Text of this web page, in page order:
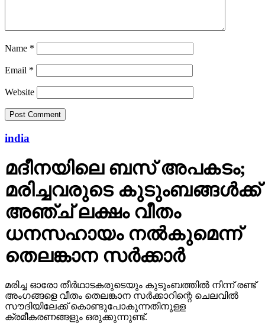
Name *
Email *
Website
india
മദീനയിലെ ബസ് അപകടം;
മരിച്ചവരുടെ കുടുംബങ്ങള്‍ക്ക്
അഞ്ച് ലക്ഷം വീതം
ധനസഹായം നല്‍കുമെന്ന്
തെലങ്കാന സര്‍ക്കാര്‍
മരിച്ച ഓരോ തീര്‍ഥാടകരുടെയും കുടുംബത്തില്‍ നിന്ന് രണ്ട്
അംഗങ്ങളെ വീതം തെലങ്കാന സര്‍ക്കാറിന്റെ ചെലവില്‍
സൗദിയിലേക്ക് കൊണ്ടുപോകുന്നതിനുള്ള
ക്രമീകരണങ്ങളും ഒരുക്കുന്നുണ്ട്.